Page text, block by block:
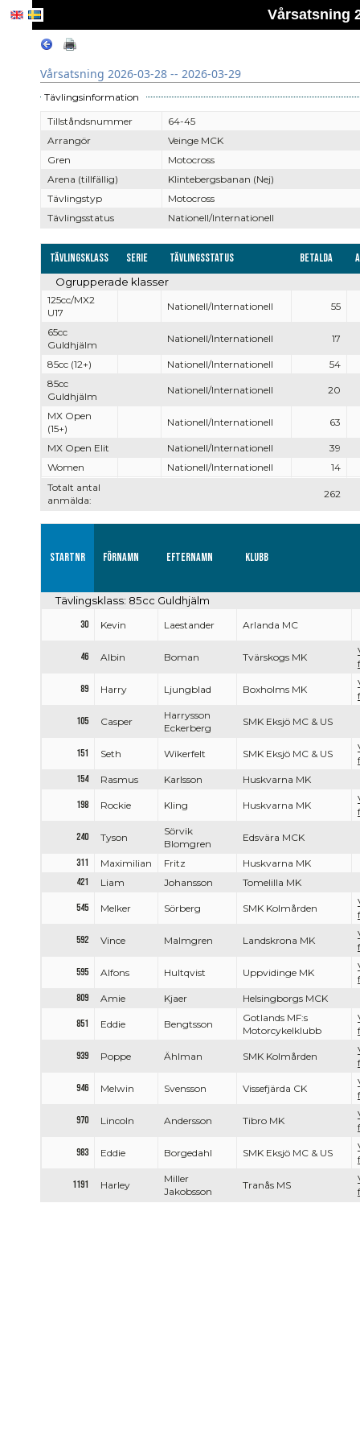
Vårsatsning
Vårsatsning 2026-03-28 -- 2026-03-29
Tävlingsinformation
Tillståndsnummer
64-45
Arrangör
Veinge MCK
Gren
Motocross
Arena (tillfällig)
Klintebergsbanan (Nej)
Tävlingstyp
Motocross
Tävlingsstatus
Nationell/Internationell
Tävlingsklass Serie Tävlingsstatus Betalda
Totalt antal
anmälda:
262
Ogrupperade klasser
125cc/MX2
U17
Nationell/Internationell 55
65cc
Guldhjälm
Nationell/Internationell 17
85cc (12+) Nationell/Internationell
54
85cc
Guldhjälm
Nationell/Internationell 20
MX Open
(15+)
Nationell/Internationell 63
MX Open Elit Nationell/Internationell
39
Women
Nationell/Internationell 14
Startnr Förnamn Efternamn Klubb
Tävlingsklass: 85cc Guldhjälm
30 Kevin Laestander Arlanda MC
46 Albin Boman Tvärskogs MK
89 Harry Ljungblad Boxholms MK
105 Casper
Harrysson
Eckerberg
SMK Eksjö MC & US
151 Seth Wikerfelt SMK Eksjö MC & US
154
Rasmus Karlsson Huskvarna MK
198 Rockie Kling Huskvarna MK
240 Tyson
Sörvik
Blomgren
Edsvära MCK
311 Maximilian Fritz
Huskvarna MK
421
Liam Johansson Tomelilla MK
545 Melker Sörberg SMK Kolmården
592 Vince Malmgren Landskrona MK
595 Alfons Hultqvist Uppvidinge MK
809
Amie Kjaer Helsingborgs MCK
851 Eddie Bengtsson
Gotlands MF:s
Motorcykelklubb
939 Poppe Ählman SMK Kolmården
946 Melwin Svensson Vissefjärda CK
970 Lincoln Andersson Tibro MK
983 Eddie Borgedahl SMK Eksjö MC & US
1191 Harley
Miller
Jakobsson
Tranås MS